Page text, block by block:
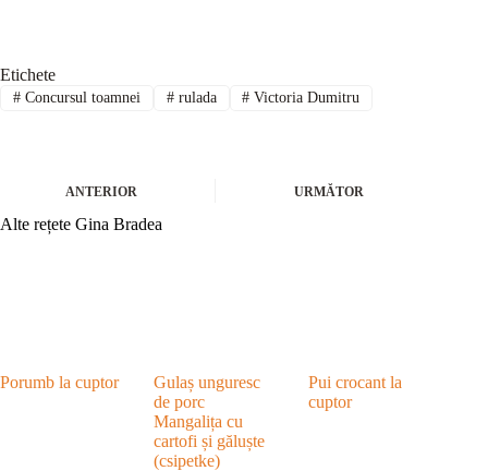
Etichete
#Concursul toamnei #rulada # Victoria Dumitru
ANTERIOR URMĂTOR
Alte rețete Gina Bradea
Porumb la cuptor
Gulaș unguresc
de porc
Mangalița cu
cartofi și găluște
(csipetke)
Pui crocant la
cuptor